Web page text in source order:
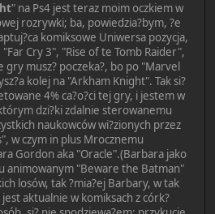
" na Ps4 jest teraz moim oczkiem w
rozrywki; ba, powiedzia?bym, ?e
komiksowe Uniwersa pozycja,
Cry 3", "Rise of te Tomb Raider",
gry musz? poczeka?, bo po "Marvel
kolej na "Arkham Knight". Tak si?
4% ca?o?ci tej gry, i jestem w
dzi?ki zdalnie sterowanemu
naukowców wi?zionych przez
w czym in plus Mrocznemu
Gordon aka "Oracle".(Barbara jako
animowanym "Beware the Batman"
losów, tak ?mia?ej Barbary, w tak
aktualnie w komiksach z córk?